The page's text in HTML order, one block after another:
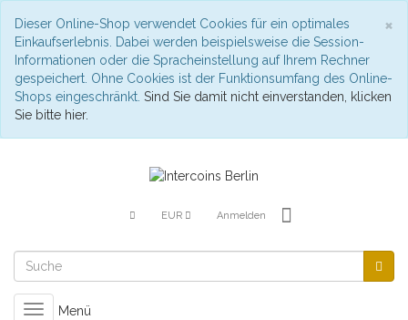
×
Dieser Online-Shop verwendet Cookies für ein optimales
Einkaufserlebnis. Dabei werden beispielsweise die Session-
Informationen oder die Spracheinstellung auf Ihrem Rechner
gespeichert. Ohne Cookies ist der Funktionsumfang des Online-
Shops eingeschränkt. Sind Sie damit nicht einverstanden, klicken
Sie bitte hier.
EUR Anmelden
ToggleMenü